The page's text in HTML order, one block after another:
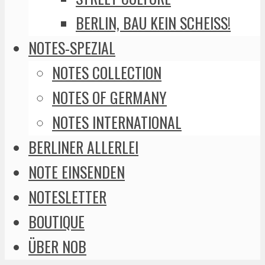
BERLIN, BAU KEIN SCHEISS!
NOTES-SPEZIAL
NOTES COLLECTION
NOTES OF GERMANY
NOTES INTERNATIONAL
BERLINER ALLERLEI
NOTE EINSENDEN
NOTESLETTER
BOUTIQUE
ÜBER NOB